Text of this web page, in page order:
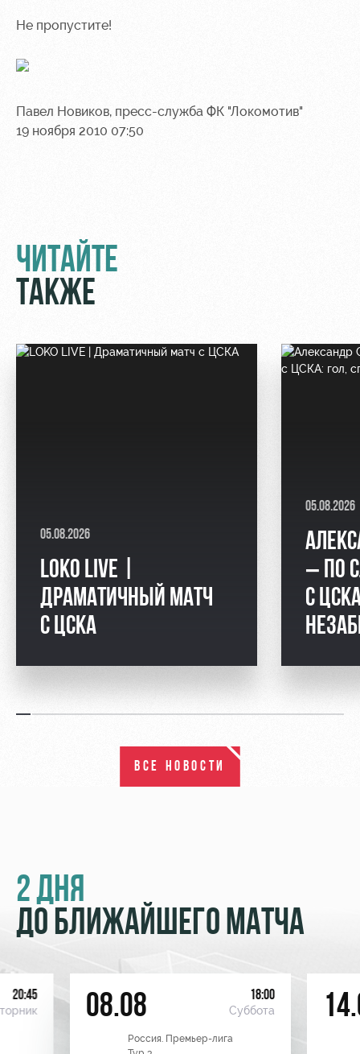
Не пропустите!
Павел Новиков, пресс-служба ФК "Локомотив"
19 ноября 2010 07:50
ЧИТАЙТЕ
ТАКЖЕ
05.08.2026
LOKO LIVE |
ДРАМАТИЧНЫЙ МАТЧ
С ЦСКА
05.08.2026
– ПО
С
ВСЕ НОВОСТИ
2 ДНЯ
ДО БЛИЖАЙШЕГО МАТЧА
20:45 08.08 18:00
Суббота
Россия. Премьер-лига